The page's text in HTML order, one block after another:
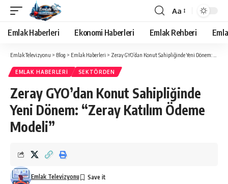
Yazı
Tipi
Boyutlandırıcı
Aa
Emlak Haberleri Ekonomi Haberleri Emlak Rehberi
Emlak Televizyonu > Blog > Emlak Haberleri > Zeray GYO’dan Konut Sahipliğinde Yeni Dönem: “Zeray Katılım Ödeme Modeli”
EMLAK HABERLERI SEKTÖRDEN
Zeray GYO’dan Konut Sahipliğinde
Yeni Dönem: “Zeray Katılım Ödeme
Modeli”
Emlak Televizyonu